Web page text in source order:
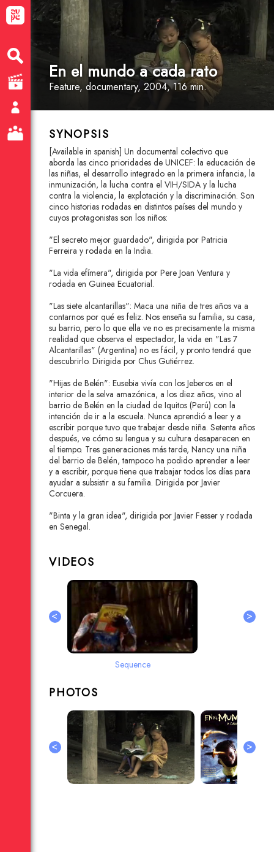
En el mundo a cada rato
Feature, documentary, 2004, 116 min.
SYNOPSIS
[Available in spanish] Un documental colectivo que
aborda las cinco prioridades de UNICEF: la educación de
las niñas, el desarrollo integrado en la primera infancia, la
inmunización, la lucha contra el VIH/SIDA y la lucha
contra la violencia, la explotación y la discriminación. Son
cinco historias rodadas en distintos países del mundo y
cuyos protagonistas son los niños:
"El secreto mejor guardado", dirigida por Patricia
Ferreira y rodada en la India.
"La vida efímera", dirigida por Pere Joan Ventura y
rodada en Guinea Ecuatorial.
"Las siete alcantarillas": Maca una niña de tres años va a
contarnos por qué es feliz. Nos enseña su familia, su casa,
su barrio, pero lo que ella ve no es precisamente la misma
realidad que observa el espectador, la vida en "Las 7
Alcantarillas" (Argentina) no es fácil, y pronto tendrá que
descubrirlo. Dirigida por Chus Gutiérrez.
"Hijas de Belén": Eusebia vivía con los Jeberos en el
interior de la selva amazónica, a los diez años, vino al
barrio de Belén en la ciudad de Iquitos (Perú) con la
intención de ir a la escuela. Nunca aprendió a leer y a
escribir porque tuvo que trabajar desde niña. Setenta años
después, ve cómo su lengua y su cultura desaparecen en
el tiempo. Tres generaciones más tarde, Nancy una niña
del barrio de Belén, tampoco ha podido aprender a leer
y a escribir, porque tiene que trabajar todos los días para
ayudar a subsistir a su familia. Dirigida por Javier
Corcuera.
"Binta y la gran idea", dirigida por Javier Fesser y rodada
en Senegal.
VIDEOS
<
Sequence
>
PHOTOS
< >